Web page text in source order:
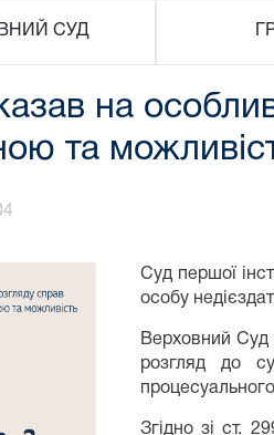
СУД
на
та
Суд першої
особу
Верховний Суд
розгляд до
Згідно зі ст.